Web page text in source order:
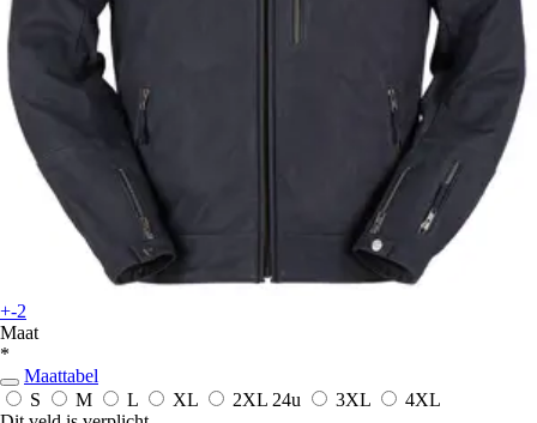
+-2
Maat
*
Maattabel
S
M L XL 2XL 24u 3XL
4XL